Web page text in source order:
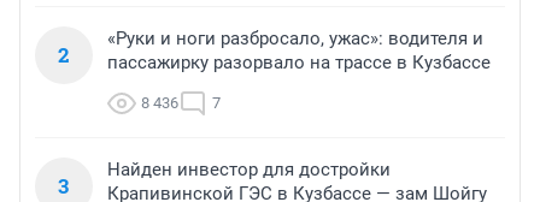
2
«Руки и ноги разбросало, ужас»: водителя и
пассажирку разорвало на трассе в Кузбассе
8 436 7
3
Найден инвестор для достройки
Крапивинской ГЭС в Кузбассе — зам Шойгу